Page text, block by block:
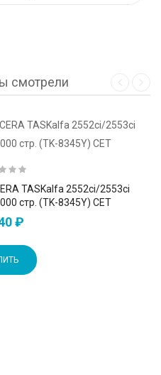
смотрели
TASKalfa 2552ci/2553ci
стр. (TK-8345Y) CET
₽